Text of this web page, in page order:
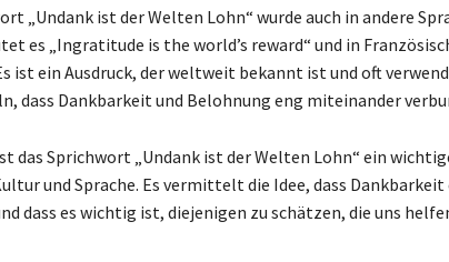
„Undank ist der Welten Lohn“ wurde auch in andere
es „Ingratitude is the world’s reward“ und in
ist ein Ausdruck, der weltweit bekannt ist und oft
dass Dankbarkeit und Belohnung eng miteinander
das Sprichwort „Undank ist der Welten Lohn“ ein
und Sprache. Es vermittelt die Idee, dass
dass es wichtig ist, diejenigen zu schätzen, die uns